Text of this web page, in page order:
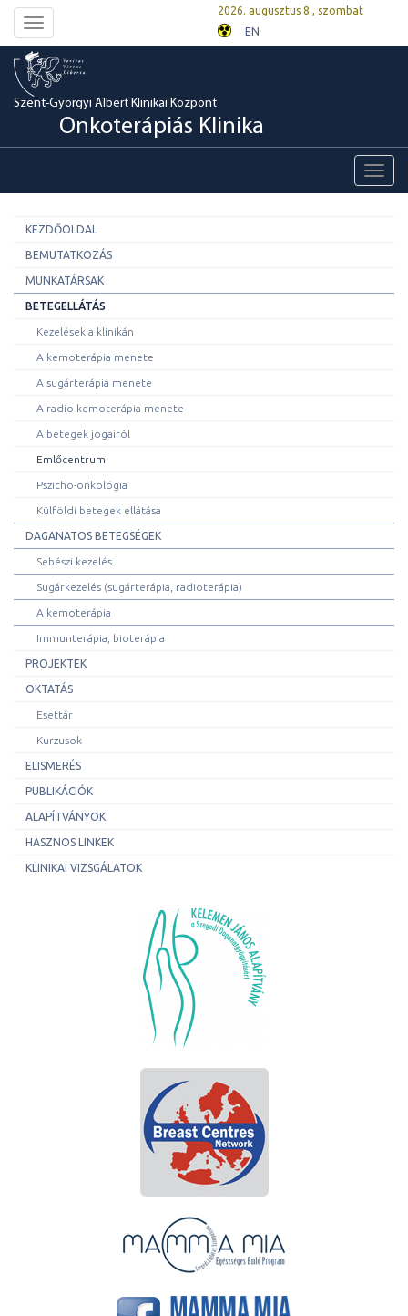
Toggle
navigation
2026. augusztus 8., szombat
EN
Szent-Györgyi Albert Klinikai Központ
Onkoterápiás Klinika
KEZDŐOLDAL
BEMUTATKOZÁS
MUNKATÁRSAK
BETEGELLÁTÁS
Kezelések a klinikán
A kemoterápia menete
A sugárterápia menete
A radio-kemoterápia menete
A betegek jogairól
Emlőcentrum
Pszicho-onkológia
Külföldi betegek ellátása
DAGANATOS BETEGSÉGEK
Sebészi kezelés
Sugárkezelés (sugárterápia, radioterápia)
A kemoterápia
Immunterápia, bioterápia
PROJEKTEK
OKTATÁS
Esettár
Kurzusok
ELISMERÉS
PUBLIKÁCIÓK
ALAPÍTVÁNYOK
HASZNOS LINKEK
KLINIKAI VIZSGÁLATOK